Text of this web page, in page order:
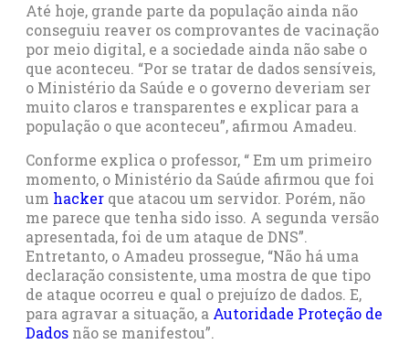
Até hoje, grande parte da população ainda não
conseguiu reaver os comprovantes de vacinação
por meio digital, e a sociedade ainda não sabe o
que aconteceu. “Por se tratar de dados sensíveis,
o Ministério da Saúde e o governo deveriam ser
muito claros e transparentes e explicar para a
população o que aconteceu”, afirmou Amadeu.
Conforme explica o professor, “ Em um primeiro
momento, o Ministério da Saúde afirmou que foi
um hacker que atacou um servidor. Porém, não
me parece que tenha sido isso. A segunda versão
apresentada, foi de um ataque de DNS”.
Entretanto, o Amadeu prossegue, “Não há uma
declaração consistente, uma mostra de que tipo
de ataque ocorreu e qual o prejuízo de dados. E,
para agravar a situação, a Autoridade Proteção de
Dados não se manifestou”.